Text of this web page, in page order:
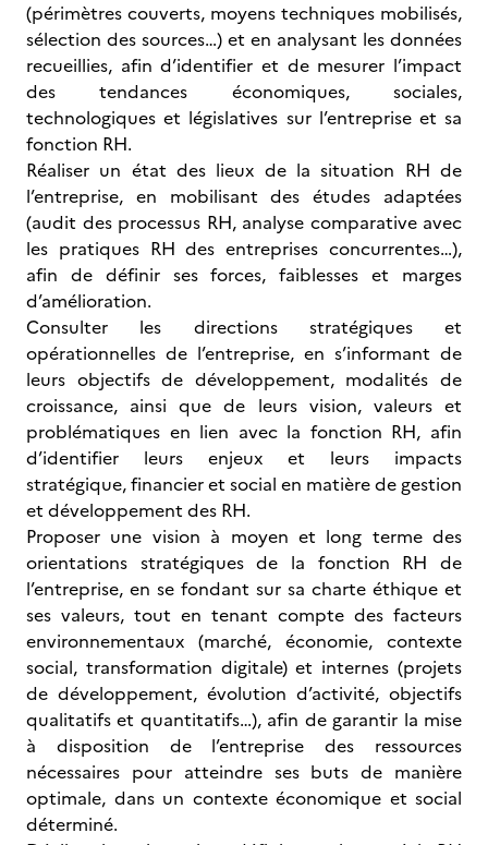
(périmètres couverts, moyens techniques mobilisés,
sélection des sources…) et en analysant les données
recueillies, afin d’identifier et de mesurer l’impact
des tendances économiques, sociales,
technologiques et législatives sur l’entreprise et sa
fonction RH.
Réaliser un état des lieux de la situation RH de
l’entreprise, en mobilisant des études adaptées
(audit des processus RH, analyse comparative avec
les pratiques RH des entreprises concurrentes…),
afin de définir ses forces, faiblesses et marges
d’amélioration.
Consulter les directions stratégiques et
opérationnelles de l’entreprise, en s’informant de
leurs objectifs de développement, modalités de
croissance, ainsi que de leurs vision, valeurs et
problématiques en lien avec la fonction RH, afin
d’identifier leurs enjeux et leurs impacts
stratégique, financier et social en matière de gestion
et développement des RH.
Proposer une vision à moyen et long terme des
orientations stratégiques de la fonction RH de
l’entreprise, en se fondant sur sa charte éthique et
ses valeurs, tout en tenant compte des facteurs
environnementaux (marché, économie, contexte
social, transformation digitale) et internes (projets
de développement, évolution d’activité, objectifs
qualitatifs et quantitatifs…), afin de garantir la mise
à disposition de l’entreprise des ressources
nécessaires pour atteindre ses buts de manière
optimale, dans un contexte économique et social
déterminé.